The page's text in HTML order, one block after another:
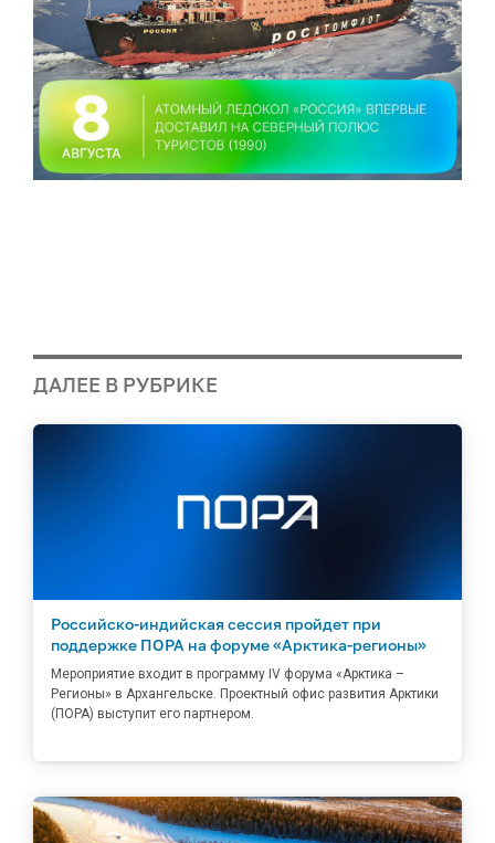
ДАЛЕЕ В РУБРИКЕ
Российско-индийская сессия пройдет при
поддержке ПОРА на форуме «Арктика-регионы»
Мероприятие входит в программу IV форума «Арктика –
Регионы» в Архангельске. Проектный офис развития Арктики
(ПОРА) выступит его партнером.